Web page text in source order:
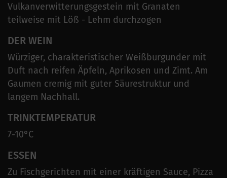
Vulkanverwitterungsgestein mit Granaten
teilweise mit Löß - Lehm durchzogen
DER WEIN
Würziger, charakteristischer Weißburgunder mit
Duft nach reifen Äpfeln, Aprikosen und Zimt. Am
Gaumen cremig mit guter Säurestruktur und
langem Nachhall.
TRINKTEMPERATUR
7-10°C
ESSEN
Zu Fischgerichten mit einer kräftigen Sauce, Pizza